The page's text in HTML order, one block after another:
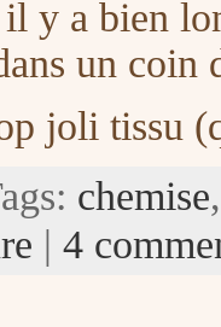
y a bien
un
joli tissu
chemise
| 4